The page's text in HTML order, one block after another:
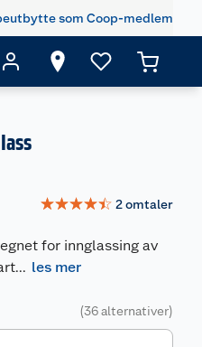
som Coop-medlem
☆☆☆☆☆ 2omtaler
for innglassing av
... les mer
(36 alternativer)